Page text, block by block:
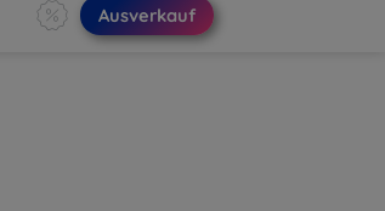
Ausverkauf